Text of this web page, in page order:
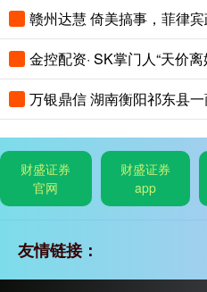
赣州达慧 倚美搞事，菲律
万银鼎信 湖南衡阳祁东县
财盛证券
官网
财盛证券
app
友情链接：